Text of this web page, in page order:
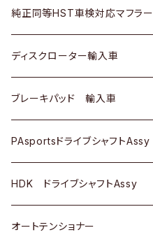
スバル
三菱
スバル
ダイハツ
マツダ
三菱
スバル
ＢＥＮＺ
ダイハツ
マツダ
三菱
スバル
いすゞ
ダイハツ
マツダ
三菱
スバル
スズキ
日産
ダイハツ
マツダ
三菱
スバル
ホンダ
スズキ
日産
ダイハツ
マツダ
三菱
ホンダ
スズキ
日産
ダイハツ
マツダ
三菱
純正同等HST車検対応マフラー
トヨタ
ホンダ
スズキ
日産
いすゞ
ディスクローター輸入車
ＡＵＤＩ
ＢＥＮＺ
ＢＭＷ
GOLF
ブレーキパッド 輸入車
ＢＥＮＺ
ＢＭＷ
ＷＡＧＥＮ
PAsportsドライブシャフトAssy
トヨタ
ホンダ
HDK ドライブシャフトAssy
スズキ
オートテンショナー